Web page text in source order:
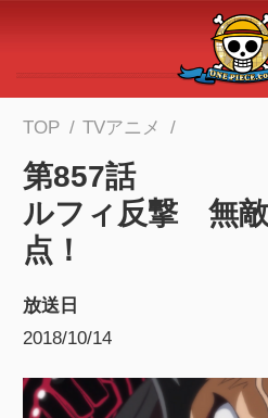
メインコンテンツへスキッ
TOP TVアニメ
第857話
ルフィ反撃 無
点！
放送日
2018/10/14